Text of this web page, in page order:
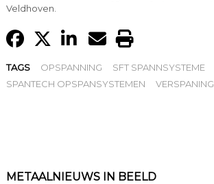
Veldhoven.
TAGS OPSPANNING SFT SPANNSYSTEME
SPANTECH OPSPANSYSTEMEN
VERSPANING
METAALNIEUWS IN BEELD